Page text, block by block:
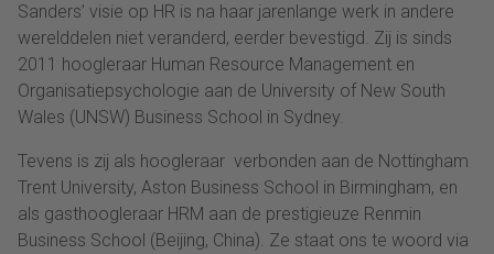
Sanders’ visie op HR is na haar jarenlange werk in andere
werelddelen niet veranderd, eerder bevestigd. Zij is sinds
2011 hoogleraar Human Resource Management en
Organisatiepsychologie aan de University of New South
Wales (UNSW) Business School in Sydney.
Tevens is zij als hoogleraar verbonden aan de Nottingham
Trent University, Aston Business School in Birmingham, en
als gasthoogleraar HRM aan de prestigieuze Renmin
Business School (Beijing, China). Ze staat ons te woord via